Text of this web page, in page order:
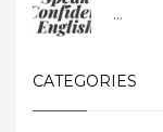
...
CATEGORIES